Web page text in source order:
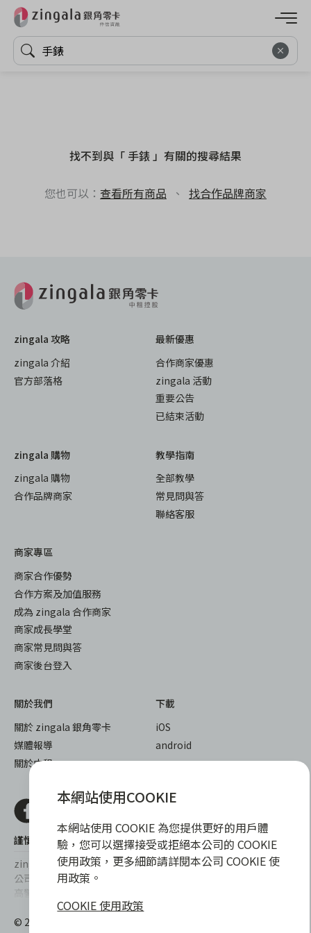
找不到與「 手錶 」有關的搜尋結果
您也可以： 查看所有商品 、 找合作品牌商家
zingala 攻略
zingala 介紹
官方部落格
最新優惠
合作商家優惠
zingala 活動
重要公告
已結束活動
zingala 購物
zingala 購物
合作品牌商家
教學指南
全部教學
常見問與答
聯絡客服
商家專區
商家合作優勢
合作方案及加值服務
成為 zingala 合作商家
商家成長學堂
商家常見問與答
商家後台登入
關於我們
關於 zingala 銀角零卡
媒體報導
關於中租
下載
iOS
android
謹慎衡量自身財務狀況，理性理財最安心
zingala銀角零卡/仲信資融沒有代辦公司及代辦業務，也未與代辦
公司合作，更不會要求您提供實體銀行提款卡或實體信用卡，請提
高警覺，勿受騙上當！
提醒您，消費前請審慎評估財務狀況，理性理財最安心。總費用年
百分率區間為0%~15.9%，實際費用率，仍以各合作商家提供之商
© 2022 仲信資融股份有限公司 Chailease Consumer Finance
本網站使用COOKIE
本網站使用 COOKIE 為您提供更好的用戶體
驗，您可以選擇接受或拒絕本公司的 COOKIE
使用政策，更多細節請詳閱本公司 COOKIE 使
用政策。
COOKIE 使用政策